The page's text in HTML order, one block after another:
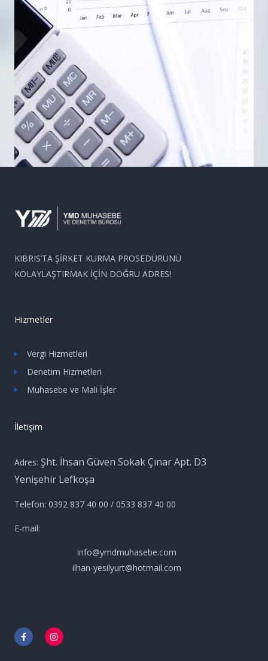
KIBRIS’TA ŞİRKET KURMA PROSEDÜRÜNÜ
KOLAYLAŞTIRMAK İÇİN DOĞRU ADRES!
Hizmetler
Vergi Hizmetleri
Denetim Hizmetleri
Muhasebe ve Mali İşler
İletişim
Adres: Şht. İhsan Güven Sokak Çınar Apt. D3
Yenişehir Lefkoşa
Telefon: 0392 837 40 00 / 0533 837 40 00
E-mail:
info@ymdmuhasebe.com
ilhan-yesilyurt@hotmail.com
F
a
c
I
n
s